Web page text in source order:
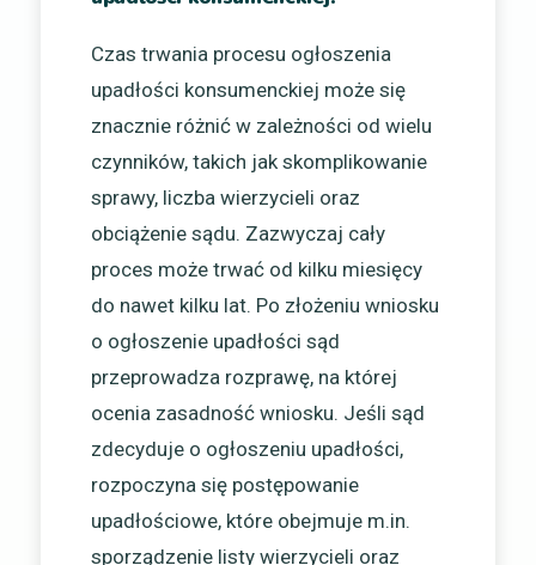
Czas trwania procesu ogłoszenia
upadłości konsumenckiej może się
znacznie różnić w zależności od wielu
czynników, takich jak skomplikowanie
sprawy, liczba wierzycieli oraz
obciążenie sądu. Zazwyczaj cały
proces może trwać od kilku miesięcy
do nawet kilku lat. Po złożeniu wniosku
o ogłoszenie upadłości sąd
przeprowadza rozprawę, na której
ocenia zasadność wniosku. Jeśli sąd
zdecyduje o ogłoszeniu upadłości,
rozpoczyna się postępowanie
upadłościowe, które obejmuje m.in.
sporządzenie listy wierzycieli oraz